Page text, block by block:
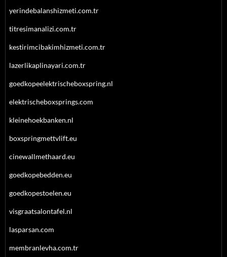
yerindebalanshizmeti.com.tr
titresimanalizi.com.tr
kestirimcibakimhizmeti.com.tr
lazerlikaplinayari.com.tr
goedkopeelektrischeboxspring.nl
elektrischeboxsprings.com
kleinehoekbanken.nl
boxspringmettvlift.eu
cinewallmethaard.eu
goedkopebedden.eu
goedkopestoelen.eu
visgraatsalontafel.nl
lasparsan.com
membranlevha.com.tr